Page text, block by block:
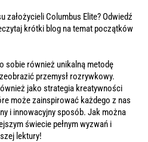
założycieli Columbus Elite? Odwiedź
krótki blog na temat początków
sobie również unikalną metodę
przemysł rozrywkowy.
jako strategia kreatywności
może zainspirować każdego z nas
i innowacyjny sposób. Jak można
świecie pełnym wyzwań i
lektury!